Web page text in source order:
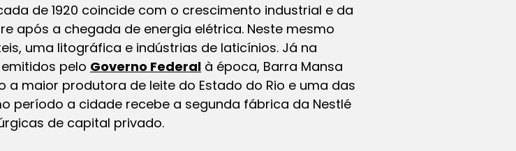
de 1920 coincide com o crescimento industrial e da
após a chegada de energia elétrica. Neste mesmo
uma litográfica e indústrias de laticínios. Já na
pelo Governo Federal à época, Barra Mansa
a maior produtora de leite do Estado do Rio e uma das
período a cidade recebe a segunda fábrica da Nestlé
de capital privado.